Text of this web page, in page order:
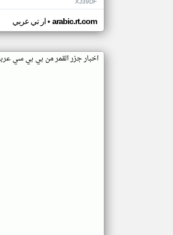
ار تي عربي• arabic.rt.com
اخبار جزر القمر من بي بي سي